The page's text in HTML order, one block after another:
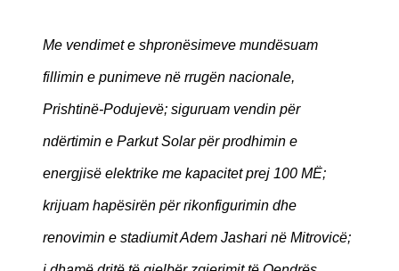
Me vendimet e shpronësimeve mundësuam
fillimin e punimeve në rrugën nacionale,
Prishtinë-Podujevë; siguruam vendin për
ndërtimin e Parkut Solar për prodhimin e
energjisë elektrike me kapacitet prej 100 MË;
krijuam hapësirën për rikonfigurimin dhe
renovimin e stadiumit Adem Jashari në Mitrovicë;